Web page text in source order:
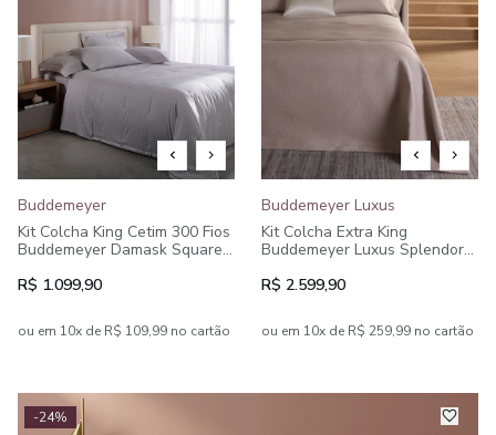
Buddemeyer
Kit Colcha King Cetim 300 Fios
Buddemeyer Damask Square
peças
R$ 1.099,90
ou em 10x de R$ 109,99 no cartão
Buddemeyer Luxus
Kit Colcha Extra King
Buddemeyer Luxus Splendore,
peças.
R$ 2.599,90
ou em 10x de R$ 259,99 no cartão
-24%